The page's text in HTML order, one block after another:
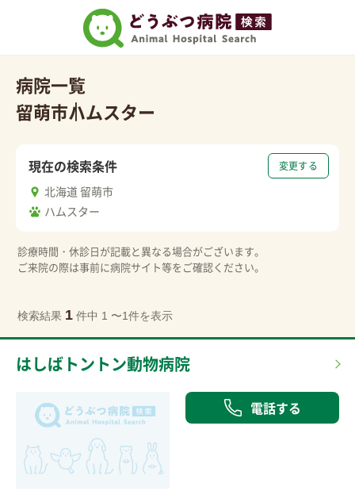
病院一覧
留萌市ハムスター
変更する
現在の検索条件
北海道 留萌市
ハムスター
診療時間・休診日が記載と異なる場合がございます。
ご来院の際は事前に病院サイト等をご確認ください。
検索結果 1 件中 1 〜1件を表示
はしばトントン動物病院
電話する